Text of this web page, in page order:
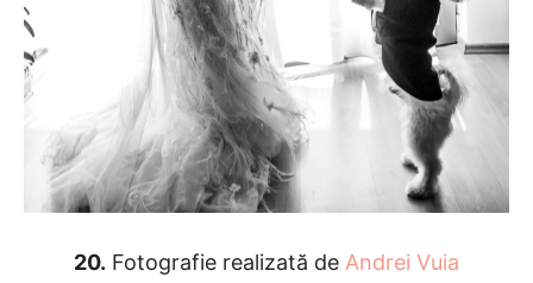
20. Fotografie realizată de Andrei Vuia